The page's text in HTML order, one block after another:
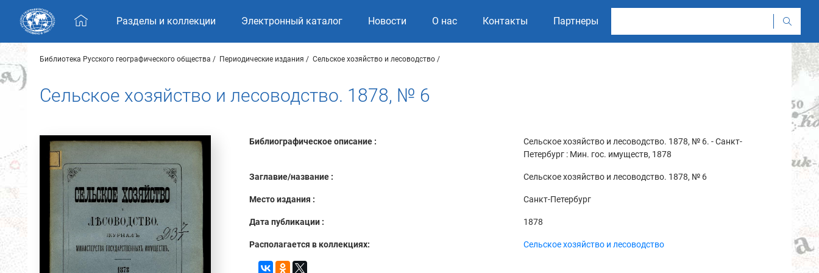
Skip navigation
Разделы и коллекции Электронный каталог Новости О нас Контакты Партнеры
Библиотека Русского географического общества Периодические издания Сельское хозяйство и лесоводство
Сельское хозяйство и лесоводство. 1878, № 6
Библиографическое описание :
Сельское хозяйство и лесоводство. 1878, № 6. - Санкт-
Петербург : Мин. гос. имуществ, 1878
Заглавие/название : Сельское хозяйство и лесоводство. 1878, № 6
Место издания : Санкт-Петербург
Дата публикации : 1878
Располагается в коллекциях: Сельское хозяйство и лесоводство